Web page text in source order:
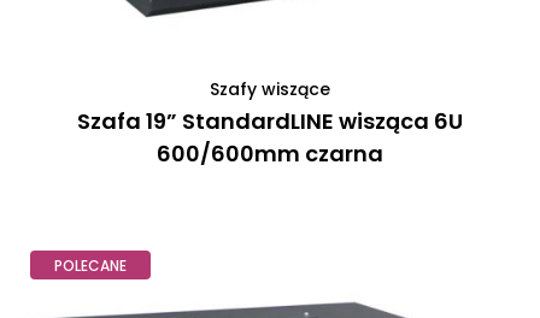
Szafy wiszące
Szafa 19” StandardLINE wisząca 6U
600/600mm czarna
POLECANE